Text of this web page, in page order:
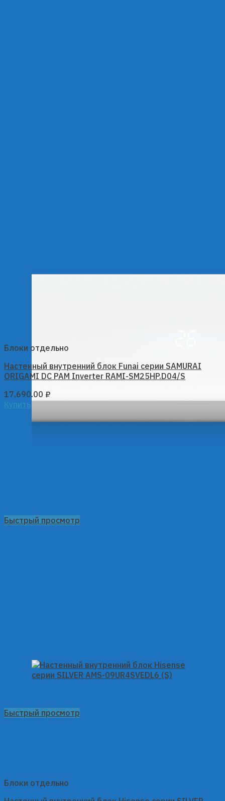
Быстрый просмотр
Блоки отдельно
Настенный внутренний блок Funai серии SAMURAI
ORIGAMI DC PAM Inverter RAMI-SM25HP.D04/S
17,690.00 ₽
Купить
Быстрый просмотр
Блоки отдельно